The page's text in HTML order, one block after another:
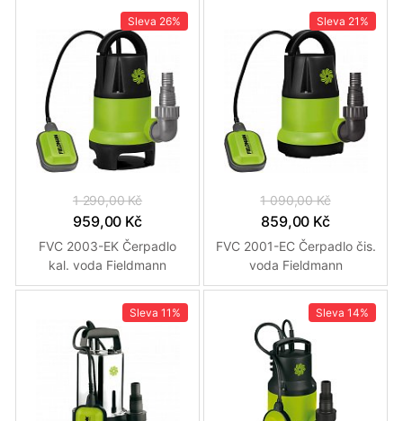
Sleva 26%
1 290,00 Kč
959,00 Kč
FVC 2003-EK Čerpadlo
kal. voda Fieldmann
Sleva 21%
1 090,00 Kč
859,00 Kč
FVC 2001-EC Čerpadlo čis.
voda Fieldmann
Sleva 11% Sleva 14%